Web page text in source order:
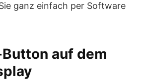
ganz einfach per Software
auf dem